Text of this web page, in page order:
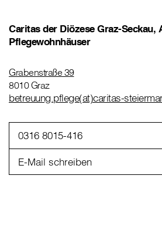
Caritas der Diözese Graz-Seckau,
Pflegewohnhäuser
Grabenstraße 39
8010 Graz
betreuung.pflege(at)caritas-
0316 8015-416
E-Mail schreiben